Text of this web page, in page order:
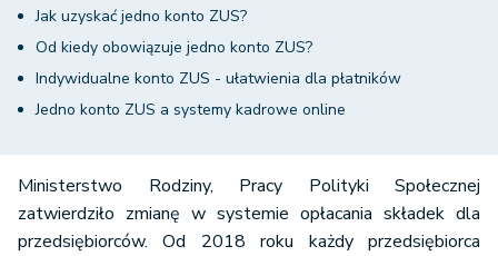
Jak uzyskać jedno konto ZUS?
Od kiedy obowiązuje jedno konto ZUS?
Indywidualne konto ZUS - ułatwienia dla płatników
Jedno konto ZUS a systemy kadrowe online
Ministerstwo Rodziny, Pracy Polityki Społecznej
zatwierdziło zmianę w systemie opłacania składek dla
przedsiębiorców. Od 2018 roku każdy przedsiębiorca